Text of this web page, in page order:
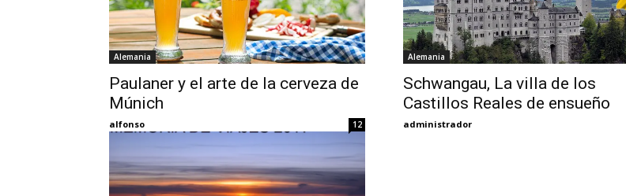
Thru
Alemania
Paulaner y el arte de la cerveza de
Múnich
alfonso 12
Alemania
Schwangau, La villa de los
Castillos Reales de ensueño
administrador